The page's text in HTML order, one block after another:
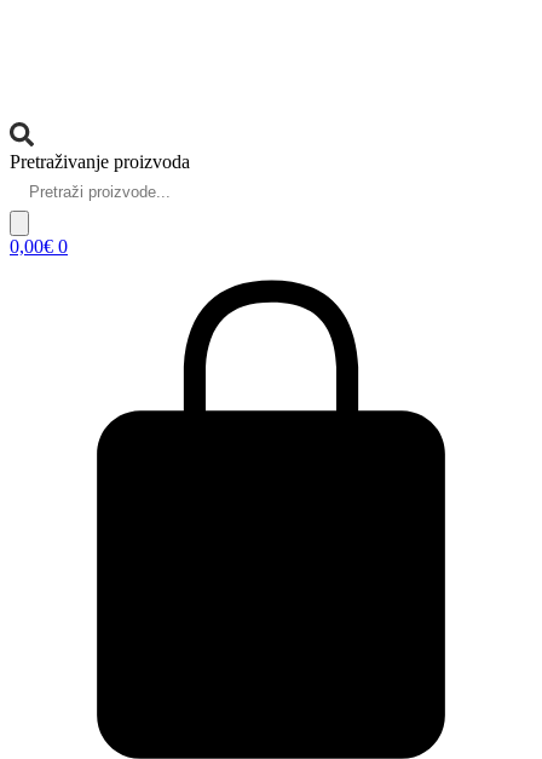
Pretraživanje proizvoda
0,00€ 0